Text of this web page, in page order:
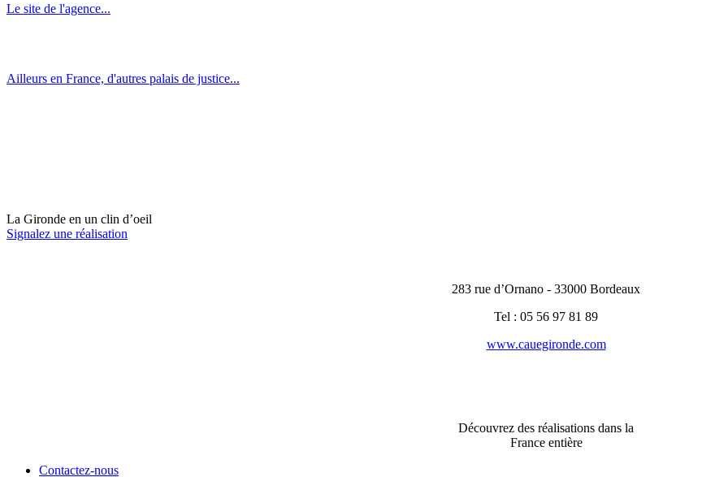
Le site de l'agence...
Ailleurs en France, d'autres palais de justice...
La Gironde en un clin d’oeil
Signalez une réalisation
283 rue d’Ornano - 33000 Bordeaux
Tel : 05 56 97 81 89
www.cauegironde.com
Découvrez des réalisations dans la
France entière
Contactez-nous